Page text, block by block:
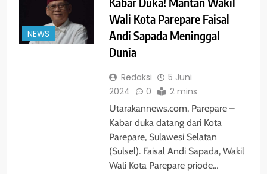
NEWS
Wali Kota Parepare Faisal
Andi Sapada Meninggal
Dunia
Redaksi
5 Juni
2024
0 2 mins
Utarakannews.com, Parepare –
Kabar duka datang dari Kota
Parepare, Sulawesi Selatan
(Sulsel). Faisal Andi Sapada, Wakil
Wali Kota Parepare priode…